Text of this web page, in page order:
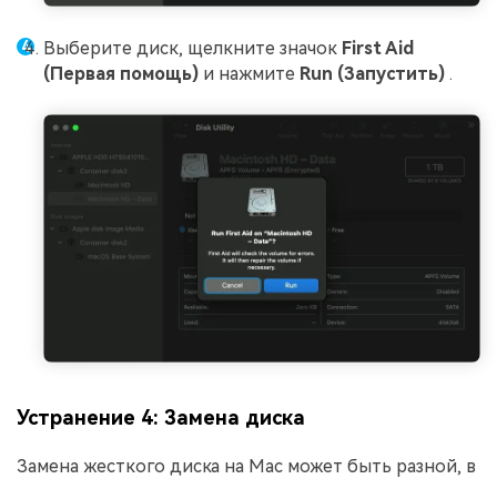
Выберите диск, щелкните значок First Aid
(Первая помощь) и нажмите Run (Запустить) .
Устранение 4: Замена диска
Замена жесткого диска на Mac может быть разной, в